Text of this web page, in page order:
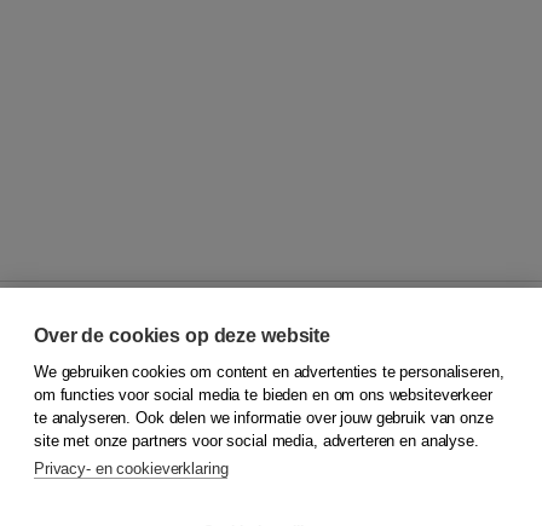
© 2026Koninklijke Boom uitgevers
Klantenservice
Service & informatie
Contact
Over de cookies op deze website
We gebruiken cookies om content en advertenties te personaliseren,
om functies voor social media te bieden en om ons websiteverkeer
te analyseren. Ook delen we informatie over jouw gebruik van onze
site met onze partners voor social media, adverteren en analyse.
Privacy- en cookieverklaring